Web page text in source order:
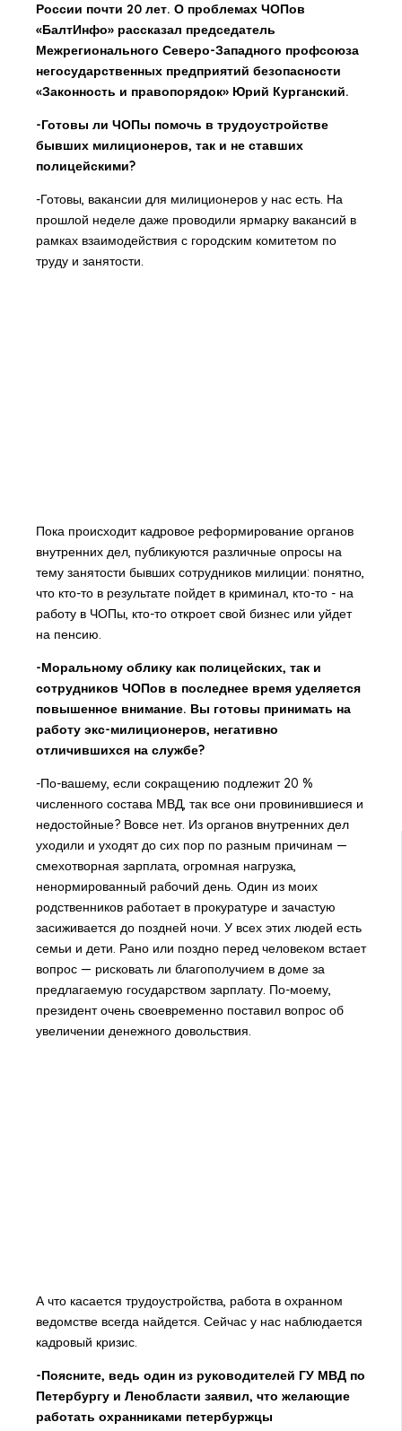
России почти 20 лет. О проблемах ЧОПов
«БалтИнфо» рассказал председатель
Межрегионального Северо-Западного профсоюза
негосударственных предприятий безопасности
«Законность и правопорядок» Юрий Курганский.
-Готовы ли ЧОПы помочь в трудоустройстве
бывших милиционеров, так и не ставших
полицейскими?
-Готовы, вакансии для милиционеров у нас есть. На
прошлой неделе даже проводили ярмарку вакансий в
рамках взаимодействия с городским комитетом по
труду и занятости.
Пока происходит кадровое реформирование органов
внутренних дел, публикуются различные опросы на
тему занятости бывших сотрудников милиции: понятно,
что кто-то в результате пойдет в криминал, кто-то - на
работу в ЧОПы, кто-то откроет свой бизнес или уйдет
на пенсию.
-Моральному облику как полицейских, так и
сотрудников ЧОПов в последнее время уделяется
повышенное внимание. Вы готовы принимать на
работу экс-милиционеров, негативно
отличившихся на службе?
-По-вашему, если сокращению подлежит 20 %
численного состава МВД, так все они провинившиеся и
недостойные? Вовсе нет. Из органов внутренних дел
уходили и уходят до сих пор по разным причинам —
смехотворная зарплата, огромная нагрузка,
ненормированный рабочий день. Один из моих
родственников работает в прокуратуре и зачастую
засиживается до поздней ночи. У всех этих людей есть
семьи и дети. Рано или поздно перед человеком встает
вопрос — рисковать ли благополучием в доме за
предлагаемую государством зарплату. По-моему,
президент очень своевременно поставил вопрос об
увеличении денежного довольствия.
А что касается трудоустройства, работа в охранном
ведомстве всегда найдется. Сейчас у нас наблюдается
кадровый кризис.
-Поясните, ведь один из руководителей ГУ МВД по
Петербургу и Ленобласти заявил, что желающие
работать охранниками петербуржцы